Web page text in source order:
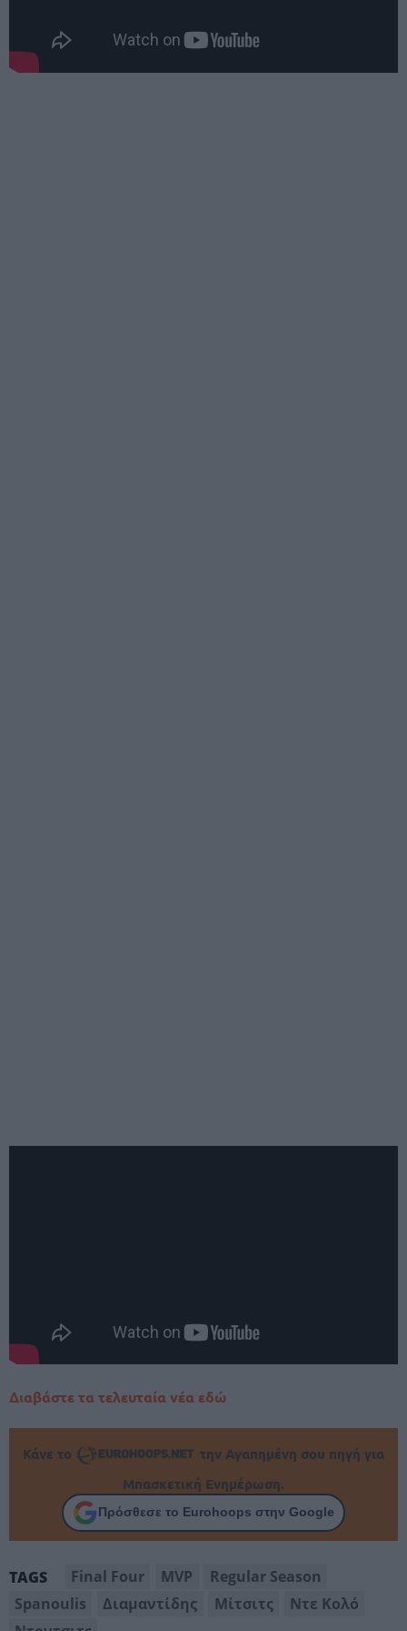
Διαβάστε τα τελευταία νέα εδώ
Κάνε το
την Αγαπημένη σου πηγή για
Μπασκετική Ενημέρωση.
Πρόσθεσε το Eurohoops στην Google
TAGS Final Four MVP
Regular Season
Spanoulis
Διαμαντίδης Μίτσιτς
Ντε Κολό